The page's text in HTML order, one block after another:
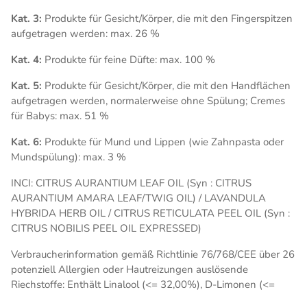
Kat. 3: Produkte für Gesicht/Körper, die mit den Fingerspitzen
aufgetragen werden: max. 26 %
Kat. 4: Produkte für feine Düfte: max. 100 %
Kat. 5: Produkte für Gesicht/Körper, die mit den Handflächen
aufgetragen werden, normalerweise ohne Spülung; Cremes
für Babys: max. 51 %
Kat. 6: Produkte für Mund und Lippen (wie Zahnpasta oder
Mundspülung): max. 3 %
INCI: CITRUS AURANTIUM LEAF OIL (Syn : CITRUS
AURANTIUM AMARA LEAF/TWIG OIL) / LAVANDULA
HYBRIDA HERB OIL / CITRUS RETICULATA PEEL OIL (Syn :
CITRUS NOBILIS PEEL OIL EXPRESSED)
Verbraucherinformation gemäß Richtlinie 76/768/CEE über 26
potenziell Allergien oder Hautreizungen auslösende
Riechstoffe: Enthält Linalool (<= 32,00%), D-Limonen (<=